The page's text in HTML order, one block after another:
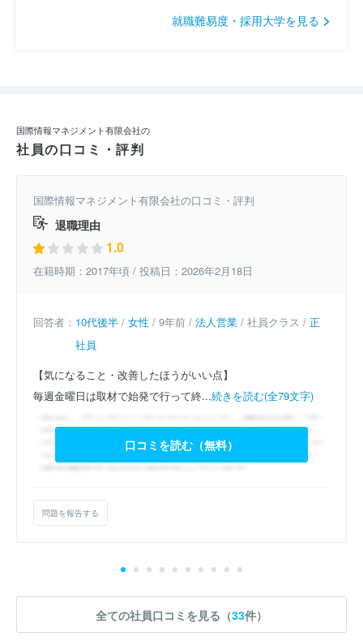
就職難易度・採用大学を見る
国際情報マネジメント有限会社の
社員の口コミ・評判
国際情報マネジメント有限会社の口コミ・評判
退職理由
1.0
在籍時期：2017年頃 / 投稿日：2026年2月18日
回答者： 10代後半 / 女性 / 9年前 / 法人営業 / 社員クラス / 正
社員
【気になること・改善したほうがいい点】
毎週金曜日は取材で始発で行って終...続きを読む(全79文字)
口コミを読む（無料）
問題を報告する
全ての社員口コミを見る（33件）